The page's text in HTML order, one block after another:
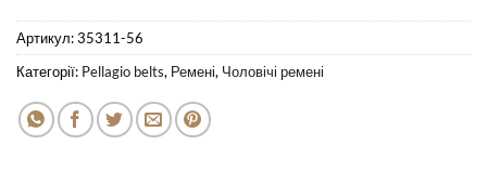
Артикул:35311-56
Категорії: Pellagio belts, Ремені, Чоловічі ремені